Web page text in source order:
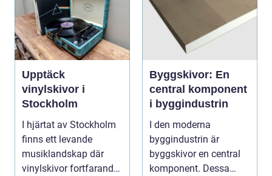
Upptäck
vinylskivor i
Stockholm
I hjärtat av Stockholm
finns ett levande
musiklandskap där
vinylskivor fortfarande
Byggskivor: En
central komponent
i byggindustrin
I den moderna
byggindustrin är
byggskivor en central
komponent. Dessa